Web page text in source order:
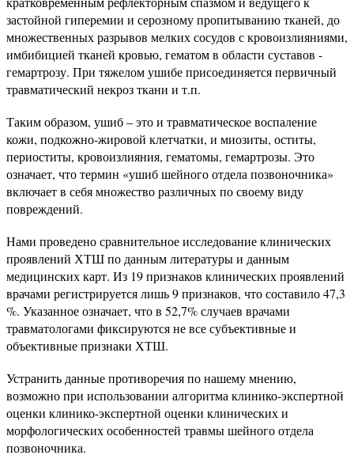
застойной гиперемии и серозному пропитыванию тканей, до
множе­ственных разрывов мелких сосудов с кровоизлияниями,
имбибицией тканей кровью, гема­том в области суставов -
гемартрозу. При тяжелом ушибе присоединяется первичный
травматический некроз ткани и т.п.
Таким образом, ушиб – это и травматическое воспаление
кожи, подкожно-жировой клетчатки, и миозиты, оститы,
периоститы, кровоизлияния, гематомы, гемартрозы. Это
означает, что термин «ушиб шейного отдела позвоночника»
включает в себя множество различных по своему виду
повреждений.
Нами проведено сравнительное исследование клинических
проявлений ХТШ по данным литературы и данным
медицинских карт. Из 19 признаков клинических проявлений
врачами регистрируется лишь 9 признаков, что составило 47,3
%. Указанное означает, что в 52,7% случаев врачами
травматологами фиксируются не все субъективные и
объективные признаки ХТШ.
Устранить данные противоречия по нашему мнению,
возможно при использовании алгоритма клинико-экспертной
оценки клинико-экспертной оценки клинических и
морфологических особенностей травмы шейного отдела
позвоночника.